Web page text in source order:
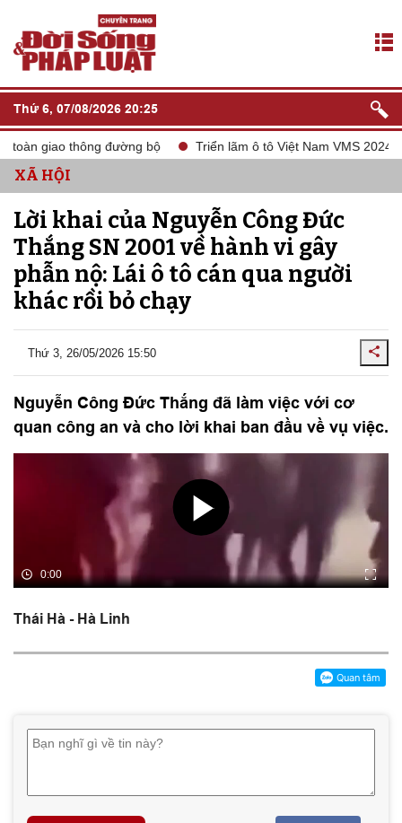
Thứ 6, 07/08/2026 20:25
giao thông đường bộ Triển lãm ô tô Việt Nam VMS 2024
XÃ HỘI
Lời khai của Nguyễn Công Đức
Thắng SN 2001 về hành vi gây
phẫn nộ: Lái ô tô cán qua người
khác rồi bỏ chạy
Thứ 3, 26/05/2026 15:50
Nguyễn Công Đức Thắng đã làm việc với cơ
quan công an và cho lời khai ban đầu về vụ việc.
Thái Hà - Hà Linh